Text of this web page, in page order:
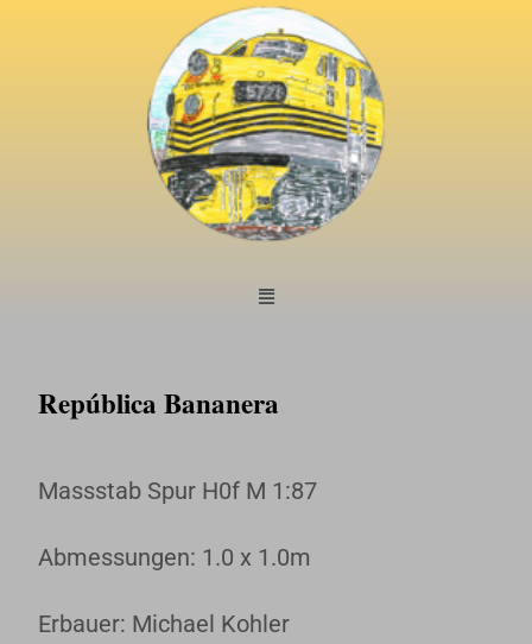
República Bananera
Massstab Spur H0f M 1:87
Abmessungen: 1.0 x 1.0m
Erbauer: Michael Kohler